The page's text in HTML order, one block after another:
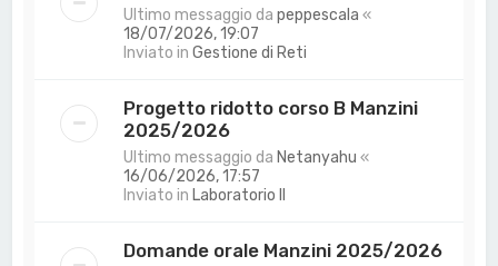
Ultimo messaggio dapeppescala «
18/07/2026, 19:07
Inviato inGestione di Reti
Progetto ridotto corso B Manzini
2025/2026
Ultimo messaggio da Netanyahu «
16/06/2026, 17:57
Inviato in Laboratorio II
Domande orale Manzini 2025/2026